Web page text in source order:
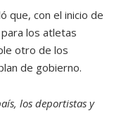
que, con el inicio de
los atletas
otro de los
de gobierno.
los deportistas y